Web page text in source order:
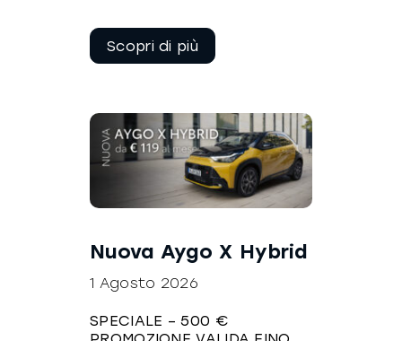
leggere
Nuova Aygo X Hybrid
1 Agosto 2026
SPECIALE – 500 €